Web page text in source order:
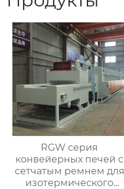
RGW серия
конвейерных печей с
сетчатым ремнем для
изотермического